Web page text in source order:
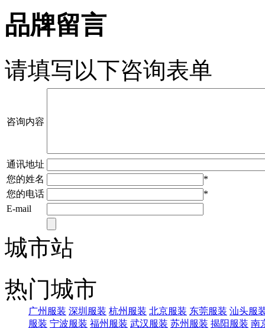
品牌留言
请填写以下咨询表单
咨询内容
通讯地址
您的姓名
*
您的电话
*
E-mail
城市站
热门城市
广州服装 深圳服装 杭州服装 北京服装 东莞服装 汕头服
服装 宁波服装 福州服装 武汉服装 苏州服装 揭阳服装 南